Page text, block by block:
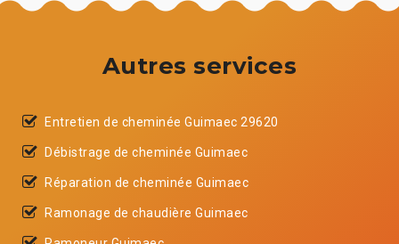
Autres services
Entretien de cheminée Guimaec 29620
Débistrage de cheminée Guimaec
Réparation de cheminée Guimaec
Ramonage de chaudière Guimaec